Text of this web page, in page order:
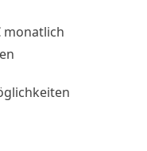
monatlich